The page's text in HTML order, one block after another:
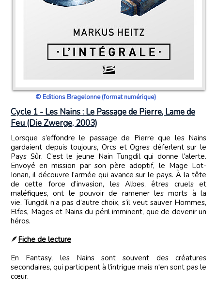
© Editions Bragelonne (format numérique)
Cycle 1 - Les Nains : Le Passage de Pierre, Lame de
Feu (Die Zwerge, 2003)
Lorsque s’effondre le passage de Pierre que les Nains
gardaient depuis toujours, Orcs et Ogres déferlent sur le
Pays Sûr. C’est le jeune Nain Tungdil qui donne l’alerte.
Envoyé en mission par son père adoptif, le Mage Lot-
Ionan, il découvre l’armée qui avance sur le pays. À la tête
de cette force d’invasion, les Albes, êtres cruels et
maléfiques, ont le pouvoir de ramener les morts à la
vie. Tungdil n’a pas d’autre choix, s’il veut sauver Hommes,
Elfes, Mages et Nains du péril imminent, que de devenir un
héros.
🪶Fiche de lecture
En Fantasy, les Nains sont souvent des créatures
secondaires, qui participent à l'intrigue mais n'en sont pas le
cœur.